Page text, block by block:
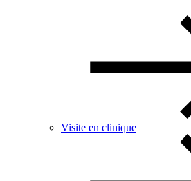
Visite en clinique